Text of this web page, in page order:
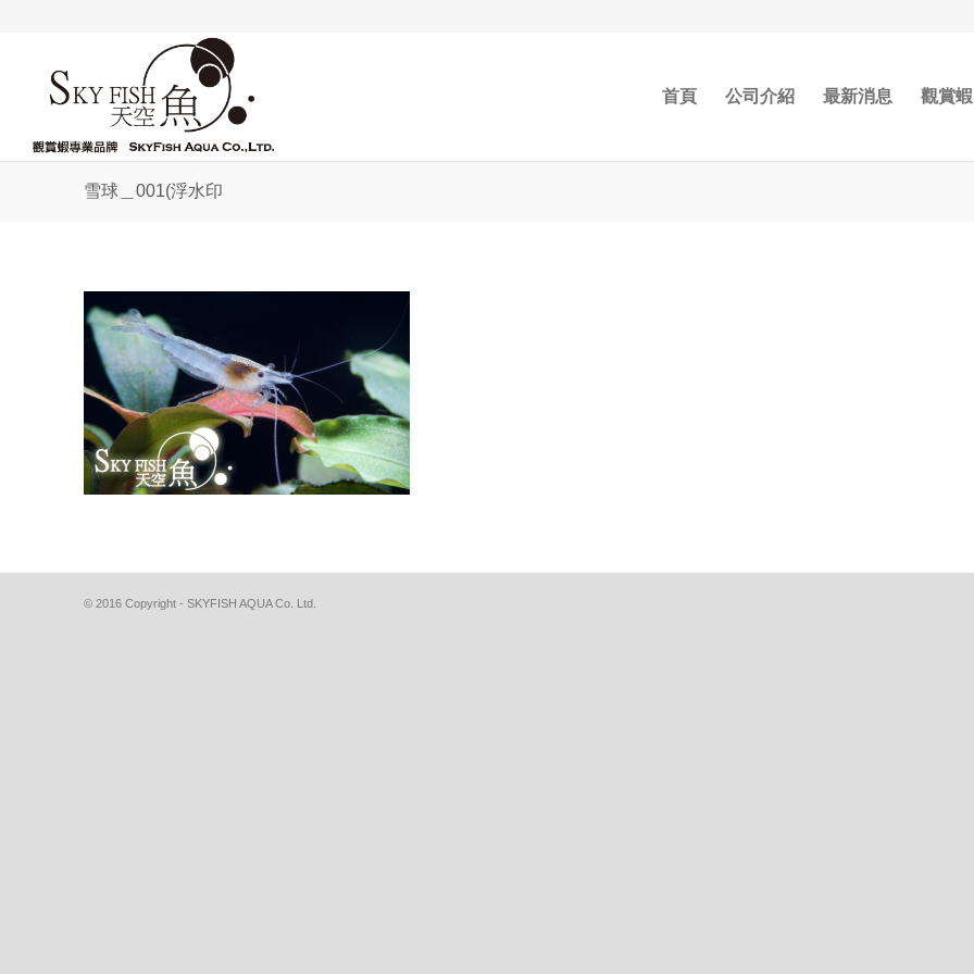
首頁 公司介紹 最新消息 觀賞蝦
雪球＿001(浮水印
© 2016 Copyright - SKYFISH AQUA Co. Ltd.